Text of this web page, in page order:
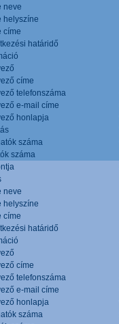
neve
helyszíne
címe
határidő
címe
telefonszáma
e-mail címe
honlapja
száma
száma
neve
helyszíne
címe
határidő
címe
telefonszáma
e-mail címe
honlapja
száma